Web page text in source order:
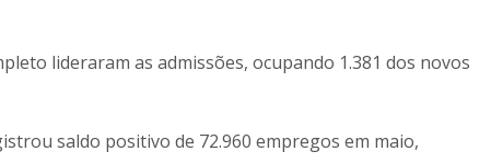
lideraram as admissões, ocupando 1.381 dos novos
saldo positivo de 72.960 empregos em maio,